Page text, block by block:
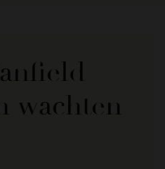
wachten